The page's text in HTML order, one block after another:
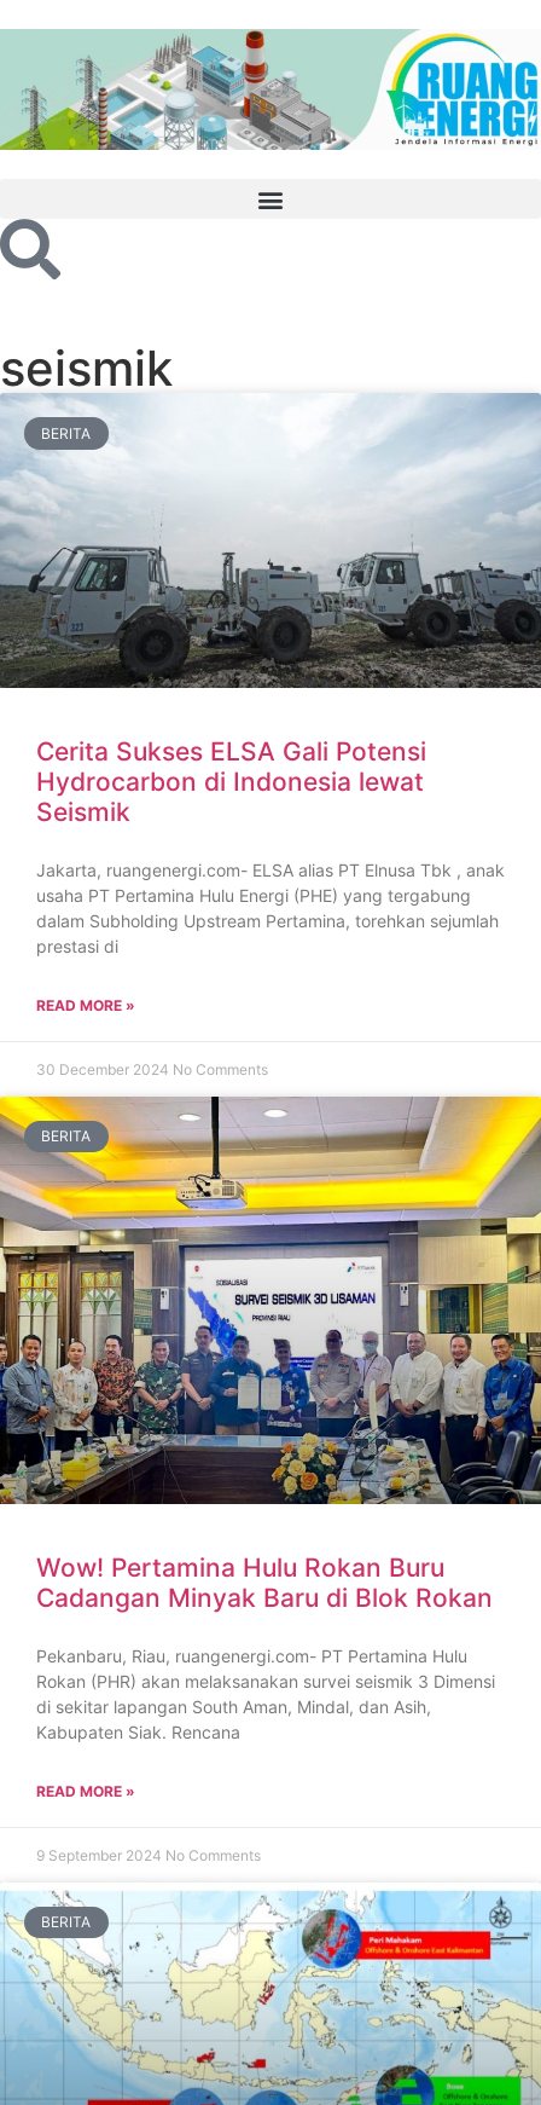
seismik
BERITA
Cerita Sukses ELSA Gali Potensi
Hydrocarbon di Indonesia lewat
Seismik
Jakarta, ruangenergi.com- ELSA alias PT Elnusa Tbk , anak
usaha PT Pertamina Hulu Energi (PHE) yang tergabung
dalam Subholding Upstream Pertamina, torehkan sejumlah
prestasi di
READ MORE »
30 December 2024 No Comments
BERITA
Wow! Pertamina Hulu Rokan Buru
Cadangan Minyak Baru di Blok Rokan
Pekanbaru, Riau, ruangenergi.com- PT Pertamina Hulu
Rokan (PHR) akan melaksanakan survei seismik 3 Dimensi
di sekitar lapangan South Aman, Mindal, dan Asih,
Kabupaten Siak. Rencana
READ MORE »
9 September 2024 No Comments
BERITA